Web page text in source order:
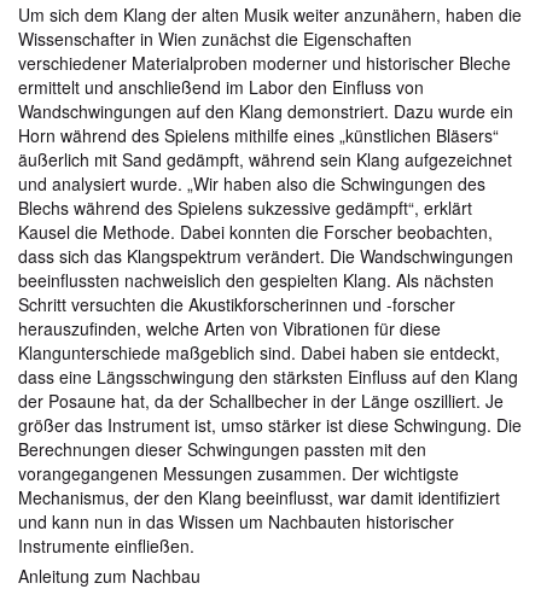
Um sich dem Klang der alten Musik weiter anzunähern, haben die
Wissenschafter in Wien zunächst die Eigenschaften
verschiedener Materialproben moderner und historischer Bleche
ermittelt und anschließend im Labor den Einfluss von
Wandschwingungen auf den Klang demonstriert. Dazu wurde ein
Horn während des Spielens mithilfe eines „künstlichen Bläsers“
äußerlich mit Sand gedämpft, während sein Klang aufgezeichnet
und analysiert wurde. „Wir haben also die Schwingungen des
Blechs während des Spielens sukzessive gedämpft“, erklärt
Kausel die Methode. Dabei konnten die Forscher beobachten,
dass sich das Klangspektrum verändert. Die Wandschwingungen
beeinflussten nachweislich den gespielten Klang. Als nächsten
Schritt versuchten die Akustikforscherinnen und -forscher
herauszufinden, welche Arten von Vibrationen für diese
Klangunterschiede maßgeblich sind. Dabei haben sie entdeckt,
dass eine Längsschwingung den stärksten Einfluss auf den Klang
der Posaune hat, da der Schallbecher in der Länge oszilliert. Je
größer das Instrument ist, umso stärker ist diese Schwingung. Die
Berechnungen dieser Schwingungen passten mit den
vorangegangenen Messungen zusammen. Der wichtigste
Mechanismus, der den Klang beeinflusst, war damit identifiziert
und kann nun in das Wissen um Nachbauten historischer
Instrumente einfließen.
Anleitung zum Nachbau